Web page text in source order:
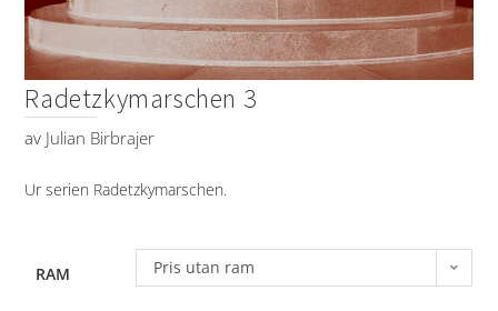
Radetzkymarschen 3
av Julian Birbrajer
Ur serien Radetzkymarschen.
RAM Pris utan ram